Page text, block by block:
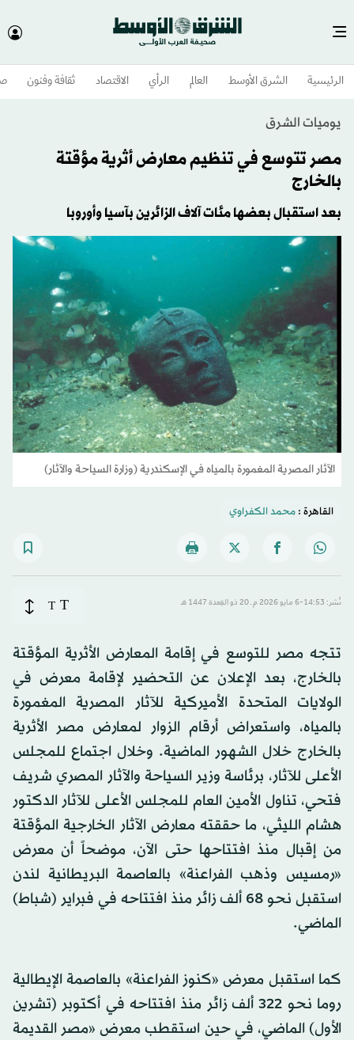
الرئيسية الشرق الأوسط​ العالم الرأي الاقتصاد ثقافة وفنون
يوميات الشرق
مصر تتوسع في تنظيم معارض أثرية مؤقتة
بالخارج
بعد استقبال بعضها مئات آلاف الزائرين بآسيا وأوروبا
الآثار المصرية المغمورة بالمياه في الإسكندرية (وزارة السياحة والآثار)
القاهرة :محمد الكفراوي
نُشر: 14:53-6 مايو 2026 م ـ 20 ذو القِعدة 1447 هـ T
T
تتجه مصر للتوسع في إقامة المعارض الأثرية المؤقتة
بالخارج، بعد الإعلان عن التحضير لإقامة معرض في
الولايات المتحدة الأميركية للآثار المصرية المغمورة
بالمياه، واستعراض أرقام الزوار لمعارض مصر الأثرية
بالخارج خلال الشهور الماضية. وخلال اجتماع للمجلس
الأعلى للآثار، برئاسة وزير السياحة والآثار المصري شريف
فتحي، تناول الأمين العام للمجلس الأعلى للآثار الدكتور
هشام الليثي، ما حققته معارض الآثار الخارجية المؤقتة
من إقبال منذ افتتاحها حتى الآن، موضحاً أن معرض
«رمسيس وذهب الفراعنة» بالعاصمة البريطانية لندن
استقبل نحو 68 ألف زائر منذ افتتاحه في فبراير (شباط)
الماضي.
كما استقبل معرض «كنوز الفراعنة» بالعاصمة الإيطالية
روما نحو 322 ألف زائر منذ افتتاحه في أكتوبر (تشرين
الأول) الماضي، في حين استقطب معرض «مصر القديمة